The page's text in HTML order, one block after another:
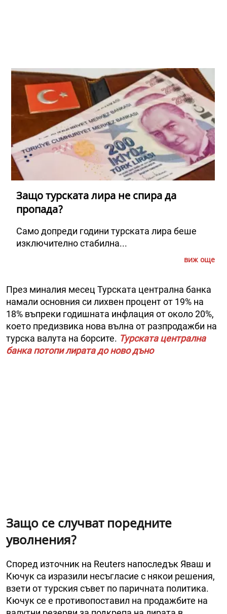
Защо турската лира не спира да
пропада?
Само допреди години турската лира беше
изключително стабилна...
виж още
През миналия месец Турската централна банка
намали основния си лихвен процент от 19% на
18% въпреки годишната инфлация от около 20%,
което предизвика нова вълна от разпродажби на
турска валута на борсите. Турската централна
банка потопи лирата до ново дъно
Защо се случват поредните
уволнения?
Според източник на Reuters напоследък Яваш и
Кючук са изразили несъгласие с някои решения,
взети от турския съвет по паричната политика.
Кючук се е противопоставил на продажбите на